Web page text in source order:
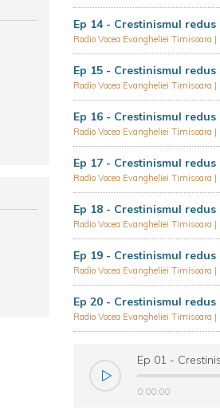
Ep 14 - Crestinismul
Radio Vocea Evangheliei Timisoara |
Ep 15 - Crestinismul
Radio Vocea Evangheliei Timisoara |
Ep 16 - Crestinismul
Radio Vocea Evangheliei Timisoara |
Ep 17 - Crestinismul
Radio Vocea Evangheliei Timisoara |
Ep 18 - Crestinismul
Radio Vocea Evangheliei Timisoara |
Ep 19 - Crestinismul
Radio Vocea Evangheliei Timisoara |
Ep 20 - Crestinismul
Radio Vocea Evangheliei Timisoara |
Ep 01 -
0:00:00